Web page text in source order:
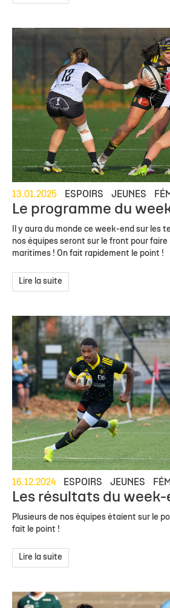
13.01.2025 ESPOIRS JEUNES
Le programme du
Il y aura du monde ce week-end sur les
nos équipes seront sur le front pour faire
maritimes ! On fait rapidement le point !
Lire la suite
16.12.2024 ESPOIRS JEUNES
Les résultats du week-
Plusieurs de nos équipes étaient sur le
fait le point !
Lire la suite